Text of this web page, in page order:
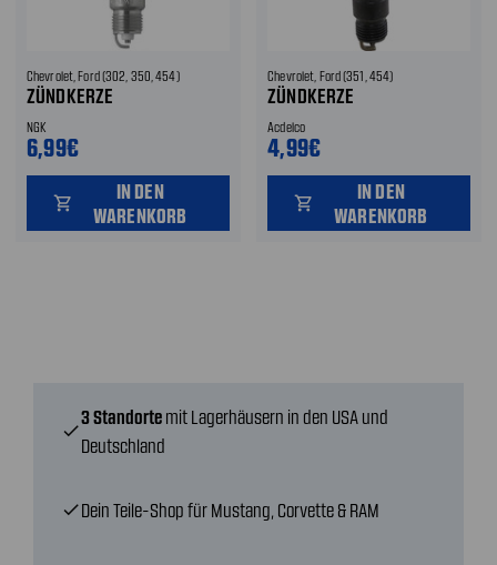
Chevrolet, Ford (302, 350, 454)
ZÜNDKERZE
NGK
6,99€
shopping_cart
IN DEN
WARENKORB
Chevrolet, Ford (351, 454)
ZÜNDKERZE
Acdelco
4,99€
shopping_cart
IN DEN
WARENKORB
check
3 Standorte mit Lagerhäusern in den USA und
Deutschland
checkDein Teile-Shop für Mustang, Corvette & RAM